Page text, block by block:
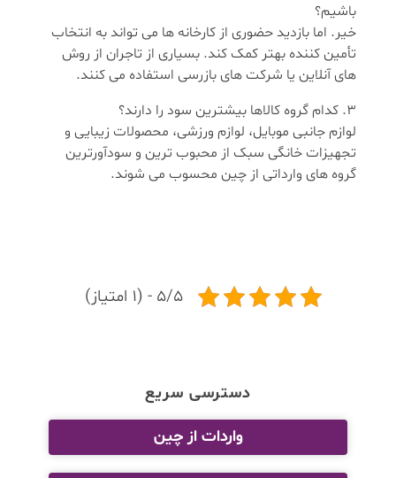
باشیم؟
خیر. اما بازدید حضوری از کارخانه ها می تواند به انتخاب
تأمین کننده بهتر کمک کند. بسیاری از تاجران از روش
های آنلاین یا شرکت های بازرسی استفاده می کنند.
کدام گروه کالاها بیشترین سود را دارند؟
لوازم جانبی موبایل، لوازم ورزشی، محصولات زیبایی و
تجهیزات خانگی سبک از محبوب ترین و سودآورترین
گروه های وارداتی از چین محسوب می شوند.
5/5 - (1 امتیاز)
دسترسی سریع
واردات از چین